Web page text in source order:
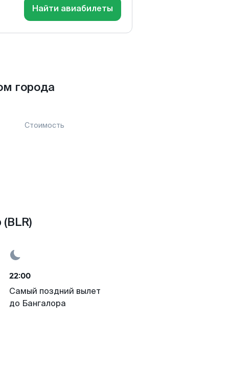
Найти авиабилеты
города
Стоимость
22:00
Самый поздний вылет
до Бангалора